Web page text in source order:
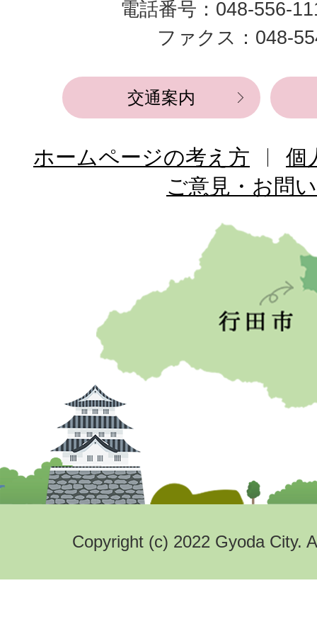
役
所
電話番号：048-556-
ファクス：048-
交通案内
ホームページの考え方
個
ご意見・お問
Copyright (c) 2022 Gyoda City.